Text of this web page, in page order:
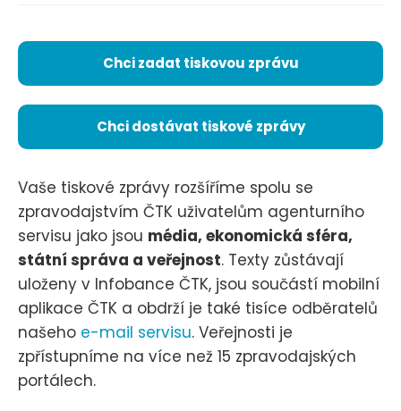
Chci zadat tiskovou zprávu
Chci dostávat tiskové zprávy
Vaše tiskové zprávy rozšíříme spolu se
zpravodajstvím ČTK uživatelům agenturního
servisu jako jsou média, ekonomická sféra,
státní správa a veřejnost. Texty zůstávají
uloženy v Infobance ČTK, jsou součástí mobilní
aplikace ČTK a obdrží je také tisíce odběratelů
našeho e-mail servisu. Veřejnosti je
zpřístupníme na více než 15 zpravodajských
portálech.